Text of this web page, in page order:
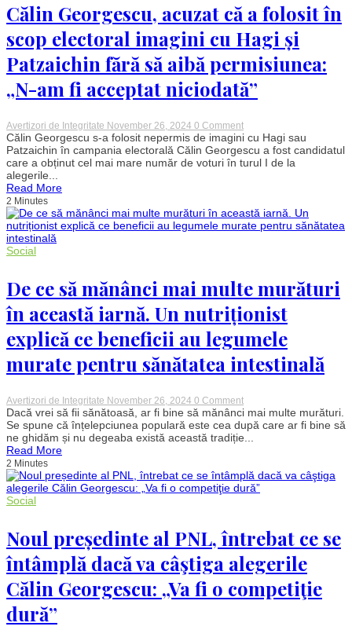
TikTok:
ce
conține
și
cum
se
prepară
Călin Georgescu, acuzat că a folosit în
scop electoral imagini cu Hagi și
Patzaichin fără să aibă permisiunea:
„N-am fi acceptat niciodată”
Avertizori de Integritate November 26, 2024 0 Commenton
Călin
Georgescu,
acuzat
că
scop
electoral
imagini
fără
să
aibă
permisiunea:
„N-
am
acceptat niciodată”
Călin Georgescu s-a folosit nepermis de imagini cu Hagi sau
Patzaichin în campania electorală Călin Georgescu a fost candidatul
care a obținut cel mai mare număr de voturi în turul I de la
alegerile...
Read More
2 Minutes
Social
De ce să mănânci mai multe murături
în această iarnă. Un nutriționist
explică ce beneficii au legumele
murate pentru sănătatea intestinală
Avertizori de Integritate November 26, 2024 0 Commenton
De
ce
să
mănânci
murături
în
nutriționist
explică
ce
beneficii
au
legumele
murate
Dacă vrei să fii sănătoasă, ar fi bine să mănânci mai multe murături.
Se spune că înțelepciunea populară este cea după care ar fi bine să
ne ghidăm și nu degeaba există această tradiție...
Read More
2 Minutes
Social
Noul președinte al PNL, întrebat ce se
întâmplă dacă va câştiga alegerile
Călin Georgescu: „Va fi o competiţie
dură”